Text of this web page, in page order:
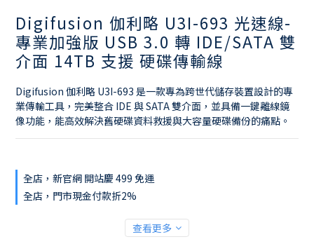
Digifusion 伽利略 U3I-693 光速線-
專業加強版 USB 3.0 轉 IDE/SATA 雙
介面 14TB 支援 硬碟傳輸線
Digifusion 伽利略 U3I-693 是一款專為跨世代儲存裝置設計的專
業傳輸工具，完美整合 IDE 與 SATA 雙介面，並具備一鍵離線鏡
像功能，能高效解決舊硬碟資料救援與大容量硬碟備份的痛點。
全店，新官網 開站慶 499 免運
全店，門市現金付款折2%
查看更多